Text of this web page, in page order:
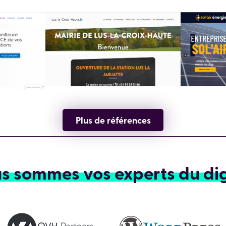
Plus de références
sommes vos experts du